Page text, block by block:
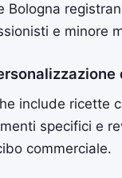
Bologna
e minore
include ricette
specifici e
commerciale.